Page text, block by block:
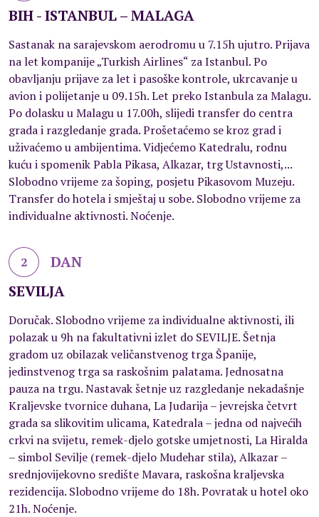
BIH - ISTANBUL – MALAGA
Sastanak na sarajevskom aerodromu u 7.15h ujutro. Prijava
na let kompanije „Turkish Airlines“ za Istanbul. Po
obavljanju prijave za let i pasoške kontrole, ukrcavanje u
avion i polijetanje u 09.15h. Let preko Istanbula za Malagu.
Po dolasku u Malagu u 17.00h, slijedi transfer do centra
grada i razgledanje grada. Prošetaćemo se kroz grad i
uživaćemo u ambijentima. Vidjećemo Katedralu, rodnu
kuću i spomenik Pabla Pikasa, Alkazar, trg Ustavnosti,...
Slobodno vrijeme za šoping, posjetu Pikasovom Muzeju.
Transfer do hotela i smještaj u sobe. Slobodno vrijeme za
individualne aktivnosti. Noćenje.
2
DAN
SEVILJA
Doručak. Slobodno vrijeme za individualne aktivnosti, ili
polazak u 9h na fakultativni izlet do SEVILJE. Šetnja
gradom uz obilazak veličanstvenog trga Španije,
jedinstvenog trga sa raskošnim palatama. Jednosatna
pauza na trgu. Nastavak šetnje uz razgledanje nekadašnje
Kraljevske tvornice duhana, La Judarija – jevrejska četvrt
grada sa slikovitim ulicama, Katedrala – jedna od najvećih
crkvi na svijetu, remek-djelo gotske umjetnosti, La Hiralda
– simbol Sevilje (remek-djelo Mudehar stila), Alkazar –
srednjovijekovno središte Mavara, raskošna kraljevska
rezidencija. Slobodno vrijeme do 18h. Povratak u hotel oko
21h. Noćenje.